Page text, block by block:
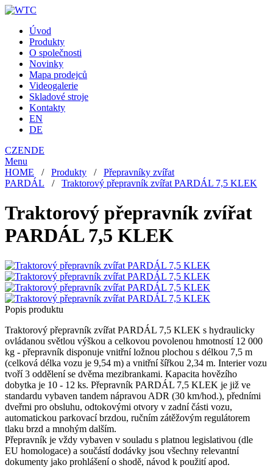
Úvod
Produkty
O společnosti
Novinky
Mapa prodejců
Videogalerie
Skladové stroje
Kontakty
EN
DE
CZENDE
Menu
HOME / Produkty / Přepravníky zvířat
PARDÁL / Traktorový přepravník zvířat PARDÁL 7,5 KLEK
Traktorový přepravník zvířat
PARDÁL 7,5 KLEK
Popis produktu
Traktorový přepravník zvířat PARDÁL 7,5 KLEK s hydraulicky
ovládanou světlou výškou a celkovou povolenou hmotností 12 000
kg - přepravník disponuje vnitřní ložnou plochou s délkou 7,5 m
(celková délka vozu je 9,54 m) a vnitřní šířkou 2,34 m. Interier vozu
tvoří 3 oddělení se dvěma mezibrankami. Kapacita hovězího
dobytka je 10 - 12 ks. Přepravník PARDÁL 7,5 KLEK je již ve
standardu vybaven tandem nápravou ADR (30 km/hod.), předními
dveřmi pro obsluhu, odtokovými otvory v zadní části vozu,
automatickou parkovací brzdou, ručním zátěžovým regulátorem
tlaku brzd a mnohým dalším.
Přepravník je vždy vybaven v souladu s platnou legislativou (dle
EU homologace) a součástí dodávky jsou všechny relevantní
dokumenty jako prohlášení o shodě, návod k použití apod.